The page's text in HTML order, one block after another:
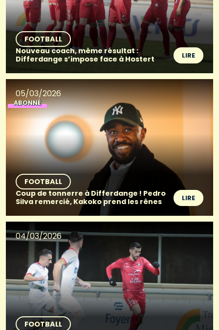
FOOTBALL
Nouveau coach, même résultat :
Differdange s’impose face à Hostert
LIRE
05/03/2026
ABONNÉ
FOOTBALL
Coup de tonnerre à Differdange ! Pedro
Silva remercié, Kakoko prend les rênes
LIRE
04/03/2026
FOOTBALL